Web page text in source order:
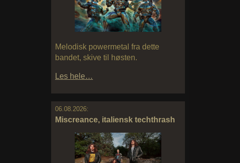
Melodisk powermetal fra dette
bandet, skive til høsten.
Les hele…
06.08.2026:
Miscreance, italiensk techthrash